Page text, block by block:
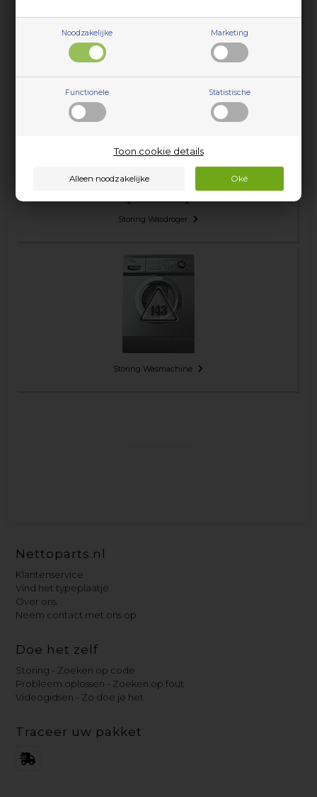
Noodzakelijke Marketing
Functionele Statistische
Toon cookie details
Storing Wasdroger
Storing Wasmachine
Nettoparts.nl
Klantenservice
Vind het typeplaatje
Over ons
Neem contact met ons op
Doe het zelf
Storing - Zoeken op code
Probleem oplossen - Zoeken op fout
Videogidsen - Zo doe je het
Traceer uw pakket